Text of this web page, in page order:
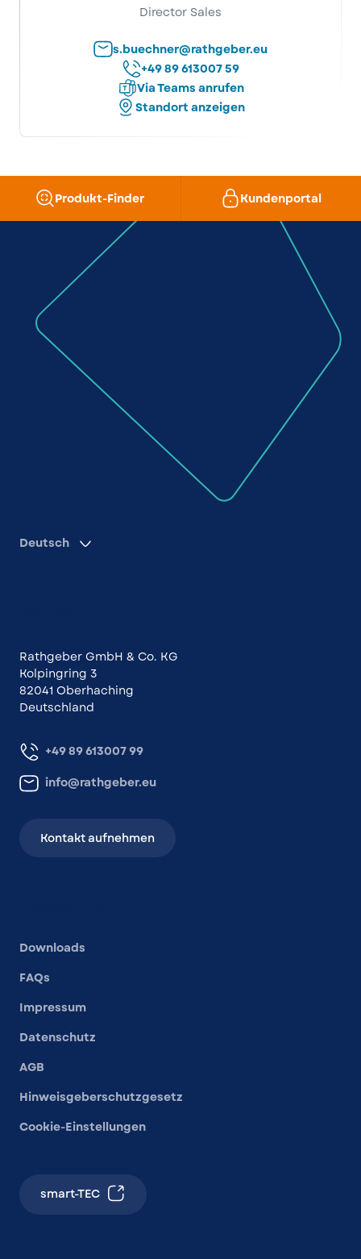
Director Sales
s.buechner@rathgeber.eu
+49 89 613007 59
Via Teams anrufen
Standort anzeigen
Produkt-Finder Kundenportal
Deutsch
Rathgeber GmbH & Co. KG
Kolpingring 3
82041 Oberhaching
Deutschland
+49 89 613007 99
info@rathgeber.eu
Kontakt aufnehmen
Downloads
FAQs
Impressum
Datenschutz
AGB
Hinweisgeberschutzgesetz
Cookie-Einstellungen
smart-TEC